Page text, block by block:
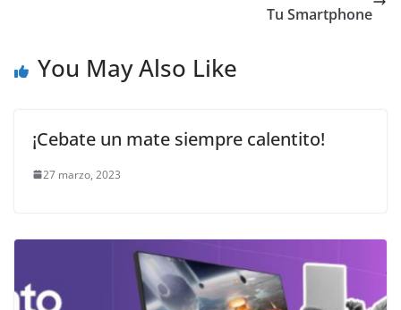
Tu Smartphone
You May Also Like
¡Cebate un mate siempre calentito!
27 marzo, 2023